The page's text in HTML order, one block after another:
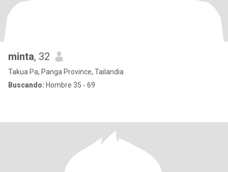
minta, 32
Takua Pa, Panga Province, Tailandia
Buscando: Hombre 35 - 69